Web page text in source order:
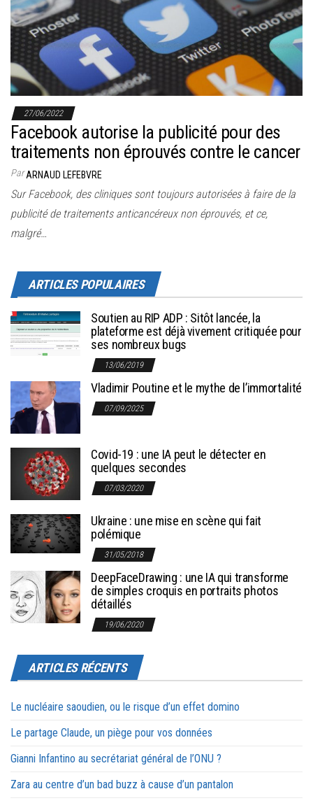
l
a
v
a
27/06/2022
Facebook autorise la publicité pour des
traitements non éprouvés contre le cancer
ParARNAUD LEFEBVRE
Sur Facebook, des cliniques sont toujours autorisées à faire de la
publicité de traitements anticancéreux non éprouvés, et ce,
malgré…
ARTICLES POPULAIRES
Soutien au RIP ADP : Sitôt lancée, la
plateforme est déjà vivement critiquée pour
ses nombreux bugs
13/06/2019
Vladimir Poutine et le mythe de l’immortalité
07/09/2025
Covid-19 : une IA peut le détecter en
quelques secondes
07/03/2020
Ukraine : une mise en scène qui fait
polémique
31/05/2018
DeepFaceDrawing : une IA qui transforme
de simples croquis en portraits photos
détaillés
19/06/2020
ARTICLES RÉCENTS
Le nucléaire saoudien, ou le risque d’un effet domino
Le partage Claude, un piège pour vos données
Gianni Infantino au secrétariat général de l’ONU ?
Zara au centre d’un bad buzz à cause d’un pantalon